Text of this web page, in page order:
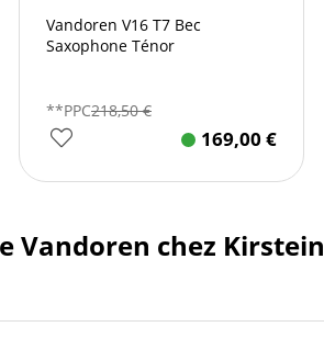
Vandoren V16 T7 Bec
Saxophone Ténor
**PPC218,50€
169,00 €
Vandoren chez Kirstein